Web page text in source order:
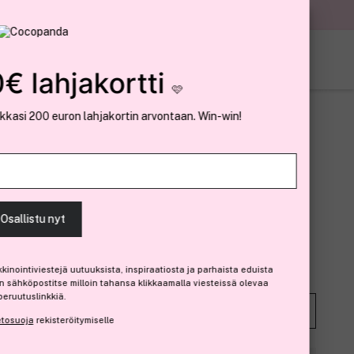
win!
eduista
olevaa